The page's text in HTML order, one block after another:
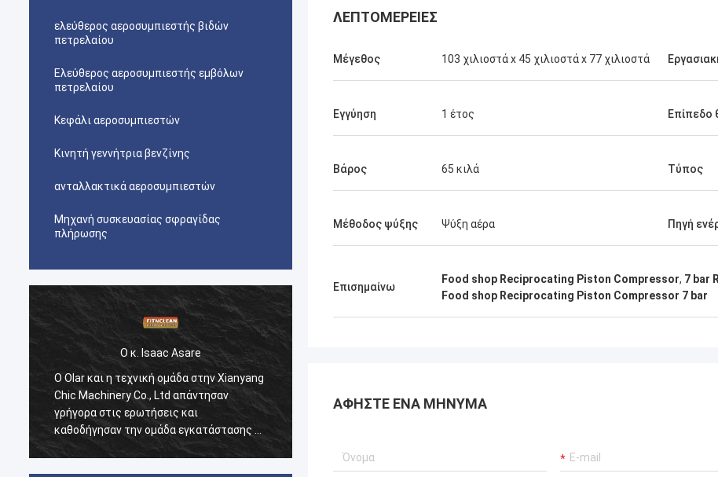
ελεύθερος αεροσυμπιεστής βιδών
πετρελαίου
Ελεύθερος αεροσυμπιεστής εμβόλων
πετρελαίου
Κεφάλι αεροσυμπιεστών
Κινητή γεννήτρια βενζίνης
ανταλλακτικά αεροσυμπιεστών
Μηχανή συσκευασίας σφραγίδας
πλήρωσης
Ο κ. Isaac Asare
Ο Olar και η τεχνική ομάδα στην Xianyang
Chic Machinery Co., Ltd απάντησαν
γρήγορα στις ερωτήσεις και
καθοδήγησαν την ομάδα εγκατάστασης σε
όλη τη διαδικασία. Στο τέλος, το
γρήγορα στις ερωτήσεις και
μηχάνημα λειτουργεί κανονικά και
ΛΕΠΤΟΜΈΡΕΙΕΣ
Μέγεθος 103 χιλιοστά x 45 χιλιοστά x 77 χιλιοστά
Εγγύηση 1 έτος Επίπεδο
Βάρος 65 κιλά Τύπος
Μέθοδος ψύξης Ψύξη αέρα Πηγή
Επισημαίνω
Food shop Reciprocating Piston Compressor, 7 bar
Food shop Reciprocating Piston Compressor 7 bar
ΑΦΉΣΤΕ ΈΝΑ ΜΉΝΥΜΑ